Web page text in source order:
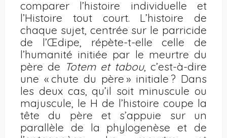
comparer l’histoire individuelle et
l’Histoire tout court. L’histoire de
chaque sujet, centrée sur le parricide
de l’Œdipe, répète-t-elle celle de
l’humanité initiée par le meurtre du
père de Totem et tabou, c’est-à-dire
une « chute du père » initiale ? Dans
les deux cas, qu’il soit minuscule ou
majuscule, le H de l’histoire coupe la
tête du père et s’appuie sur un
parallèle de la phylogenèse et de